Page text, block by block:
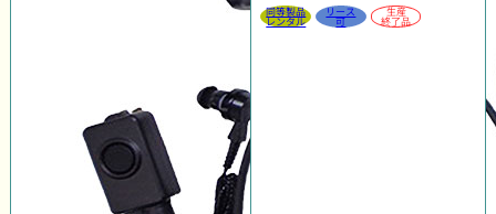
同等製品
レンタル
リース
可
生産
終了品